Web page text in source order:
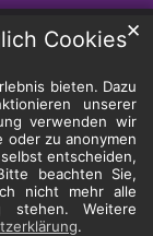
Cookies
bieten. Dazu
unserer
verwenden wir
oder zu anonymen
entscheiden,
beachten Sie,
nicht mehr alle
stehen. Weitere
.
✕